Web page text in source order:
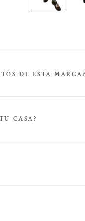
DE ESTA MARCA?
CASA?